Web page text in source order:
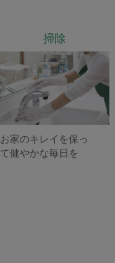
掃除
お家のキレイを保っ
て健やかな毎日を